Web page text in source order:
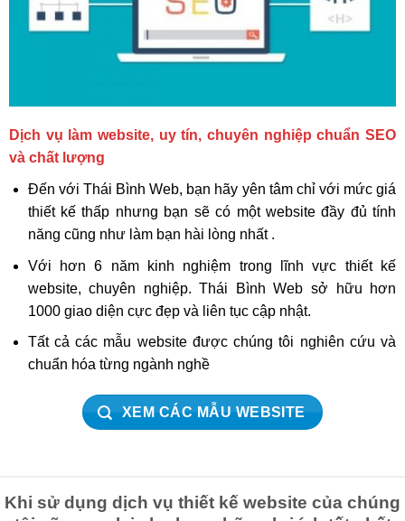
Dịch vụ làm website, uy tín, chuyên nghiệp chuẩn SEO
và chất lượng
Đến với Thái Bình Web, bạn hãy yên tâm chỉ với mức giá
thiết kế thấp nhưng bạn sẽ có một website đầy đủ tính
năng cũng như làm bạn hài lòng nhất .
Với hơn 6 năm kinh nghiệm trong lĩnh vực thiết kế
website, chuyên nghiệp. Thái Bình Web sở hữu hơn
1000 giao diện cực đẹp và liên tục cập nhật.
Tất cả các mẫu website được chúng tôi nghiên cứu và
chuẩn hóa từng ngành nghề
XEM CÁC MẪU WEBSITE
Khi sử dụng dịch vụ thiết kế website của chúng